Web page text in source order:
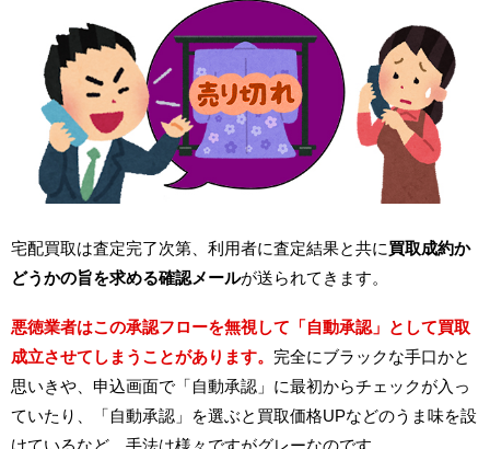
宅配買取は査定完了次第、利用者に査定結果と共に 買取成約か
どうかの旨を求める確認メールが送られてきます。
悪徳業者はこの承認フローを無視して「自動承認」として買取
成立させてしまうことがあります。 完全にブラックな手口かと
思いきや、申込画面で「自動承認」に最初からチェックが入っ
ていたり、「自動承認」を選ぶと買取価格UPなどのうま味を設
けているなど、手法は様々ですがグレーなのです。